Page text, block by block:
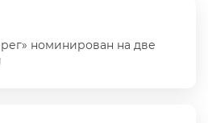
номинирован на две